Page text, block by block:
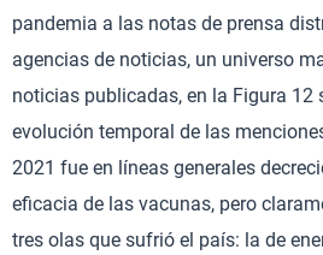
pandemia a las notas de prensa
agencias de noticias, un universo
noticias publicadas, en la Figura 12
evolución temporal de las
2021 fue en líneas generales
eficacia de las vacunas, pero
tres olas que sufrió el país: la de